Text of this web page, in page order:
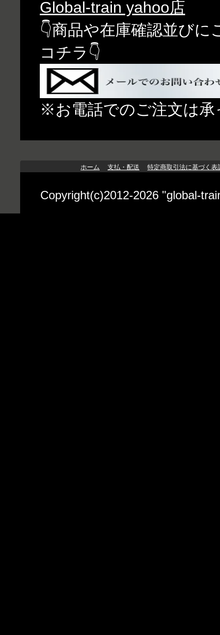
Global-train yahoo店
👇商品や在庫確認並び
コチラ👇
※お電話でのご注文は
ホーム 支払・配送 特定商取引法に基づく表
Copyright(c)2012-2026 "global-